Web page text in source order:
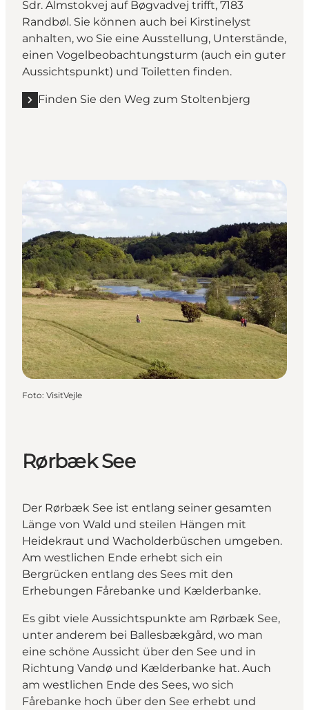
Sdr. Almstokvej auf Bøgvadvej trifft, 7183
Randbøl. Sie können auch bei Kirstinelyst
anhalten, wo Sie eine Ausstellung, Unterstände,
einen Vogelbeobachtungsturm (auch ein guter
Aussichtspunkt) und Toiletten finden.
Finden Sie den Weg zum Stoltenbjerg
Foto: VisitVejle
Rørbæk See
Der Rørbæk See ist entlang seiner gesamten
Länge von Wald und steilen Hängen mit
Heidekraut und Wacholderbüschen umgeben.
Am westlichen Ende erhebt sich ein
Bergrücken entlang des Sees mit den
Erhebungen Fårebanke und Kælderbanke.
Es gibt viele Aussichtspunkte am Rørbæk See,
unter anderem bei Ballesbækgård, wo man
eine schöne Aussicht über den See und in
Richtung Vandø und Kælderbanke hat. Auch
am westlichen Ende des Sees, wo sich
Fårebanke hoch über den See erhebt und